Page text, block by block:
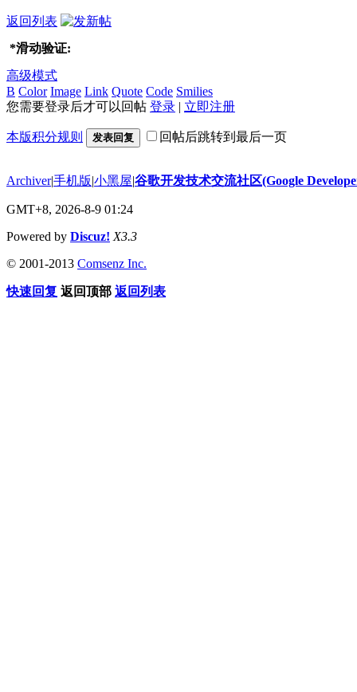
返回列表
*滑动验证:
高级模式
B Color Image Link Quote Code Smilies
您需要登录后才可以回帖 登录 | 立即注册
本版积分规则 发表回复 回帖后跳转到最后一页
Archiver|手机版|小黑屋|谷歌开发技术交流社区(Google
GMT+8, 2026-8-9 01:24
Powered by Discuz! X3.3
© 2001-2013 Comsenz Inc.
快速回复 返回顶部 返回列表